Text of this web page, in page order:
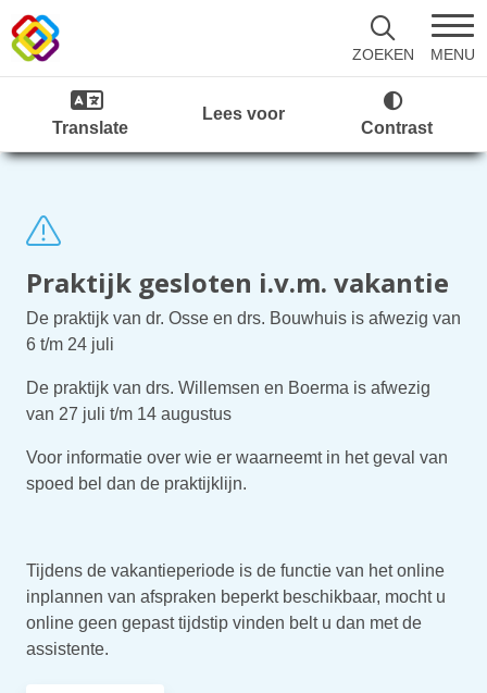
ZOEKEN MENU
Translate
Lees voor
Contrast
Praktijk gesloten i.v.m. vakantie
De praktijk van dr. Osse en drs. Bouwhuis is afwezig van
6 t/m 24 juli
De praktijk van drs. Willemsen en Boerma is afwezig
van 27 juli t/m 14 augustus
Voor informatie over wie er waarneemt in het geval van
spoed bel dan de praktijklijn.
Tijdens de vakantieperiode is de functie van het online
inplannen van afspraken beperkt beschikbaar, mocht u
online geen gepast tijdstip vinden belt u dan met de
assistente.